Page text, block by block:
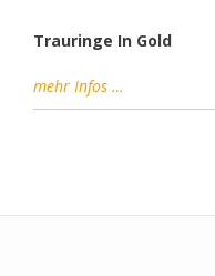
Trauringe In Gold
mehr Infos …